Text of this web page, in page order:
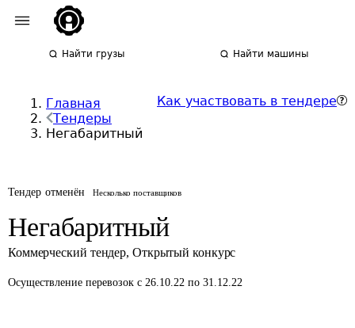
Найти грузы Найти машины
Главная
Тендеры
Негабаритный
Как участвовать в тендере
Тендер отменён Несколько поставщиков
Негабаритный
Коммерческий тендер, Открытый конкурс
Осуществление перевозок с 26.10.22 по 31.12.22